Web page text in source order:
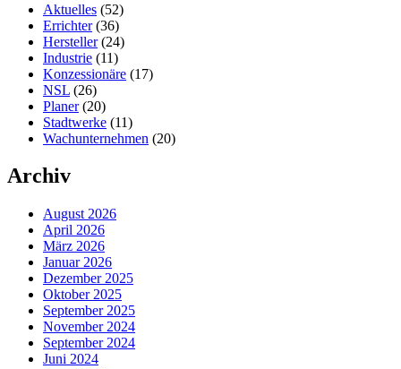
Aktuelles (52)
Errichter(36)
Hersteller(24)
Industrie (11)
Konzessionäre (17)
NSL (26)
Planer(20)
Stadtwerke (11)
Wachunternehmen (20)
Archiv
August 2026
April 2026
März 2026
Januar 2026
Dezember 2025
Oktober 2025
September 2025
November 2024
September 2024
Juni 2024